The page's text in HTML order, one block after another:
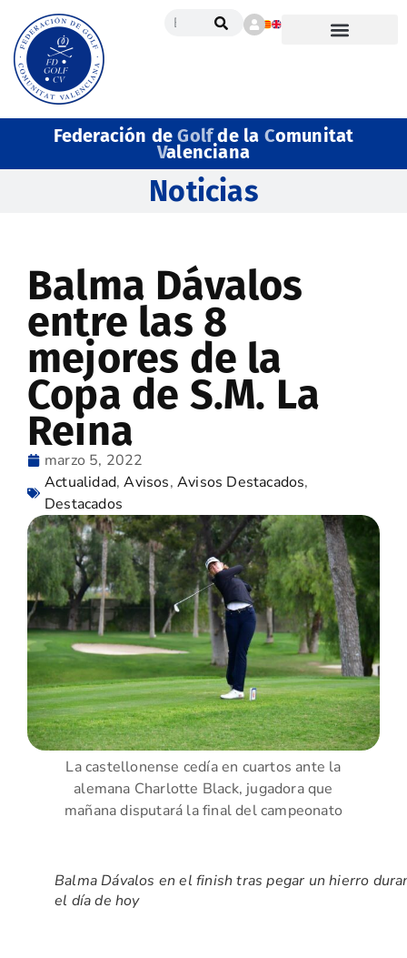
Federación deGolfde la Comunitat
Valenciana
Noticias
Balma Dávalos
entre las 8
mejores de la
Copa de S.M. La
Reina
marzo 5, 2022
Actualidad,Avisos,Avisos Destacados,
Destacados
La castellonense cedía en cuartos ante la
alemana Charlotte Black, jugadora que
mañana disputará la final del campeonato
Balma Dávalos en el finish tras pegar un hierro
el día de hoy